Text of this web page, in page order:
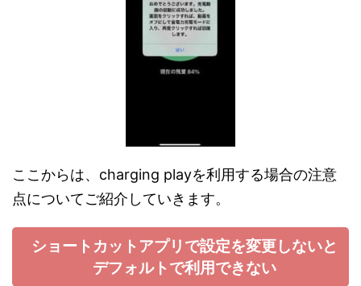
ここからは、charging playを利用する場合の注意
点についてご紹介していきます。
ショートカットアプリで設定を変更しないと
デフォルトで利用できない